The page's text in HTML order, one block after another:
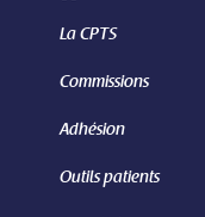
La CPTS
Commissions
Adhésion
Outils patients